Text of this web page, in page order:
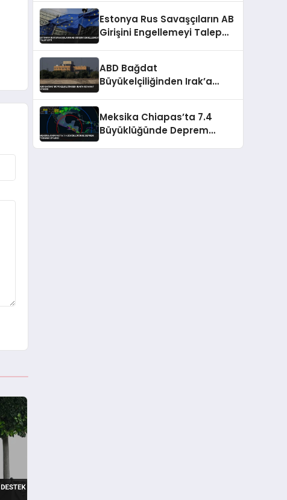
Estonya Rus Savaşçıların AB
Girişini Engellemeyi Talep
ABD Bağdat
Büyükelçiliğinden Irak’a
Meksika Chiapas’ta 7.4
Büyüklüğünde Deprem